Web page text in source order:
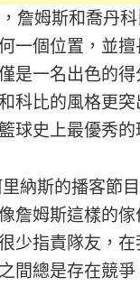
詹姆斯和喬丹
一個位置，並
是一名出色的
科比的風格更
球史上最優秀的
納斯的播客節
詹姆斯這樣的
少指責隊友，
間總是存在競